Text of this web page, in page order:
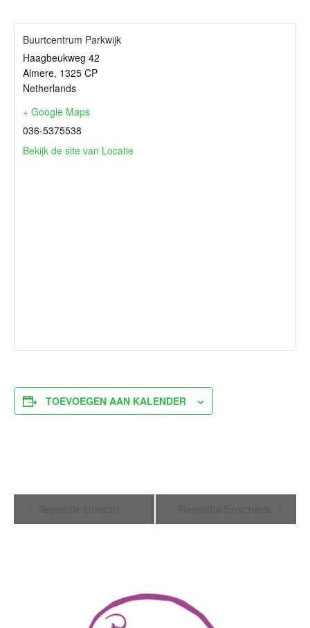
Buurtcentrum Parkwijk
Haagbeukweg 42
Almere, 1325 CP
Netherlands
+ Google Maps
036-5375538
Bekijk de site van Locatie
TOEVOEGEN AAN KALENDER
Navigatie